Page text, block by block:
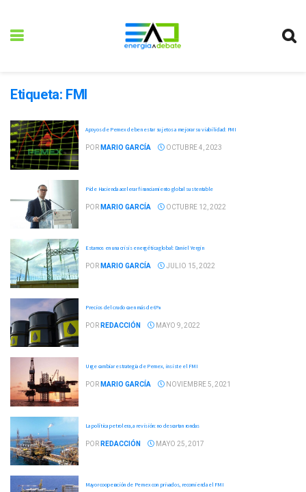
Etiqueta: FMI
Apoyos de Pemex deben estar sujetos a mejorar su viabilidad: FMI
POR MARIO GARCÍA OCTUBRE 4, 2023
Pide Hacienda acelerar financiamiento global sustentable
POR MARIO GARCÍA OCTUBRE 12, 2022
Estamos en una crisis energética global: Daniel Yergin
POR MARIO GARCÍA JULIO 15, 2022
Precios del crudo caen más de 6%
POR REDACCIÓN MAYO 9, 2022
Urge cambiar estrategia de Pemex, insiste el FMI
POR MARIO GARCÍA NOVIEMBRE 5, 2021
La política petrolera, a revisión: no descartan rondas
POR REDACCIÓN MAYO 25, 2017
Mayor cooperación de Pemex con privados, recomienda el FMI